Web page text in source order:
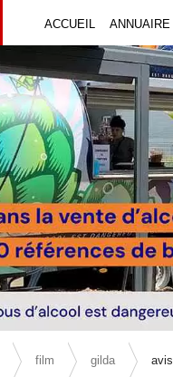
ACCUEIL ANNUAIRE
film gilda avis